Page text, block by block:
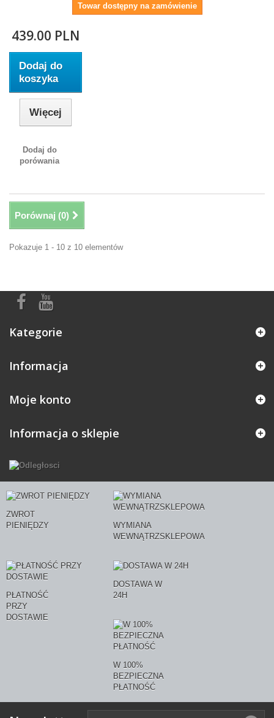
Towar dostępny na zamówienie
439.00 PLN
Dodaj do
koszyka
Więcej
Dodaj do
porówania
Porównaj (0)
Pokazuje 1 - 10 z 10 elementów
Kategorie
Informacja
Moje konto
Informacja o sklepie
ZWROT
PIENIĘDZY
WYMIANA
WEWNĄTRZSKLEPOWA
PŁATNOŚĆ
PRZY
DOSTAWIE
DOSTAWA W
24H
W 100%
BEZPIECZNA
PŁATNOŚĆ